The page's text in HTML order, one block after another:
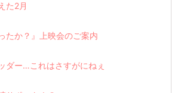
た2月
たか？』上映会のご案内
ダー…これはさすがにねぇ